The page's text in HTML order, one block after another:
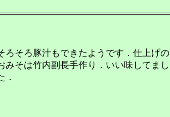
ろそろ豚汁もできたようです．仕上げの
みそは竹内副長手作り．いい味してまし
．